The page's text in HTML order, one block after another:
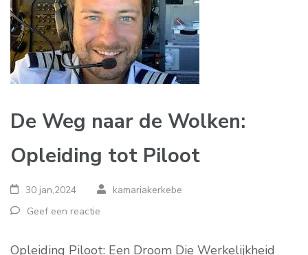
De Weg naar de Wolken:
Opleiding tot Piloot
30 jan,2024
kamariakerkebe
Geef een reactie
Opleiding Piloot: Een Droom Die Werkelijkheid